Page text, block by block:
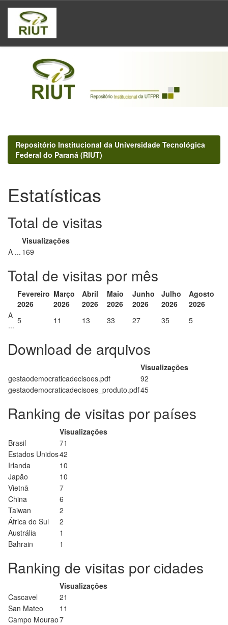
Skip
navigation
Repositório Institucional da Universidade Tecnológica
Federal do Paraná (RIUT)
Estatísticas
Total de visitas
Visualizações
A ... 169
Total de visitas por mês
Fevereiro
2026
Março
2026
Abril
2026
Maio
2026
Junho
2026
Julho
2026
Agosto
2026
A
... 5 11 13 33 27 35 5
Download de arquivos
Visualizações
gestaodemocraticadecisoes.pdf
92
gestaodemocraticadecisoes_produto.pdf45
Ranking de visitas por países
Visualizações
Brasil
71
Estados Unidos42
Irlanda
10
Japão
10
Vietnã
7
China
6
Taiwan
2
África do Sul
2
Austrália
1
Bahrain
1
Ranking de visitas por cidades
Visualizações
Cascavel
21
San Mateo
11
Campo Mourao7